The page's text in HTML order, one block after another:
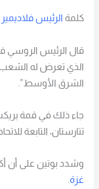
كلمة الرئيس فلاديمير
قال الرئيس الروسي
الذي تعرض له
الشرق الأوسط”.
جاء ذلك في قمة
تتارستان، التابعة
وشدد بوتين على أن أكثر من 40 ألف
غزة.